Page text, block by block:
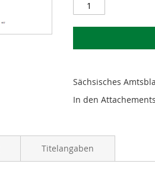
Sächsisches
In den
Titelangaben